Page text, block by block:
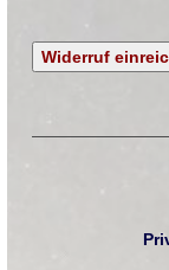
Widerruf